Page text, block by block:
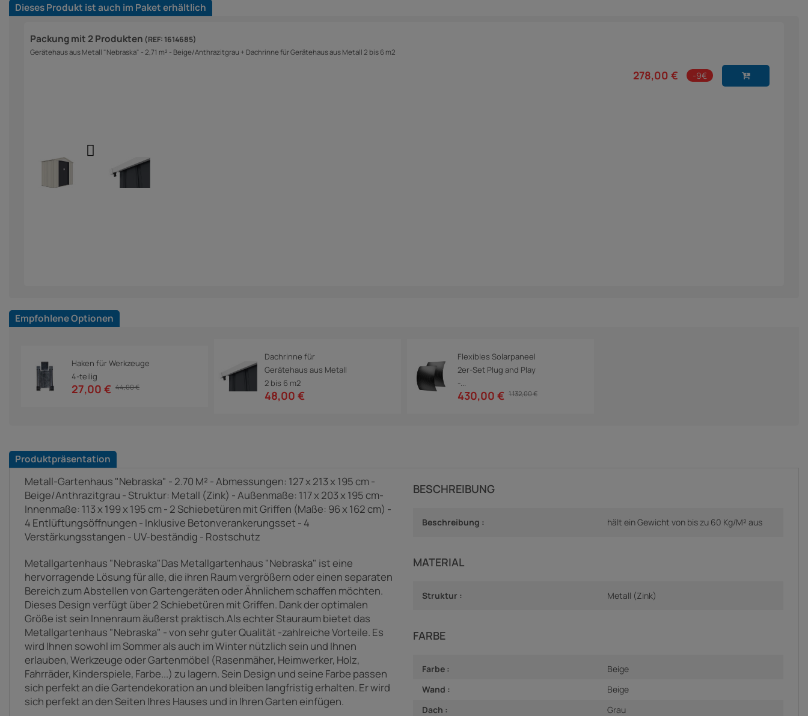
Dieses Produkt ist auch im Paket erhältlich
Packung mit 2 Produkten (REF: 1614685)
Gerätehaus aus Metall "Nebraska" - 2,71 m² - Beige/Anthrazitgrau + Dachrinne für Gerätehaus aus Metall 2 bis 6 m2
278,00 € -9€
Empfohlene Optionen
Haken für Werkzeuge
4-teilig
27,00 € 44,00 €
Dachrinne für
Gerätehaus aus Metall
2 bis 6 m2
48,00 €
Flexibles Solarpaneel
2er-Set Plug and Play
-...
430,00 € 1.132,00 €
Produktpräsentation
Metall-Gartenhaus "Nebraska" - 2.70 M² - Abmessungen: 127 x 213 x 195 cm -
Beige/Anthrazitgrau - Struktur: Metall (Zink) - Außenmaße: 117 x 203 x 195 cm-
Innenmaße: 113 x 199 x 195 cm - 2 Schiebetüren mit Griffen (Maße: 96 x 162 cm) -
4 Entlüftungsöffnungen - Inklusive Betonverankerungsset - 4
Verstärkungsstangen - UV-beständig - Rostschutz
Metallgartenhaus "Nebraska"Das Metallgartenhaus "Nebraska" ist eine
hervorragende Lösung für alle, die ihren Raum vergrößern oder einen separaten
Bereich zum Abstellen von Gartengeräten oder Ähnlichem schaffen möchten.
Dieses Design verfügt über 2 Schiebetüren mit Griffen. Dank der optimalen
Größe ist sein Innenraum äußerst praktisch.Als echter Stauraum bietet das
Metallgartenhaus "Nebraska" - von sehr guter Qualität -zahlreiche Vorteile. Es
wird Ihnen sowohl im Sommer als auch im Winter nützlich sein und Ihnen
erlauben, Werkzeuge oder Gartenmöbel (Rasenmäher, Heimwerker, Holz,
Fahrräder, Kinderspiele, Farbe...) zu lagern. Sein Design und seine Farbe passen
sich perfekt an die Gartendekoration an und bleiben langfristig erhalten. Er wird
sich perfekt an den Seiten Ihres Hauses und in Ihren Garten einfügen.
BESCHREIBUNG
Beschreibung : hält ein Gewicht von bis zu 60 Kg/M² aus
MATERIAL
Struktur : Metall (Zink)
FARBE
Farbe :
Beige
Wand :
Beige
Dach :
Grau